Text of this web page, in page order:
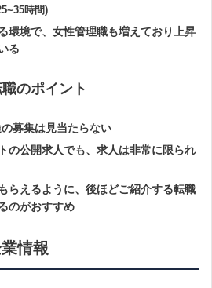
時間)
環境で、女性管理職も増えており上昇
る
のポイント
募集は見当たらない
の公開求人でも、求人は非常に限られ
らえるように、後ほどご紹介する転職
のがおすすめ
情報